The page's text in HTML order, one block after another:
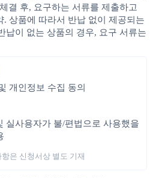
결 후, 요구하는 서류를 제출하고
. 상품에 따라서 반납 없이 제공되는
납이 없는 상품의 경우, 요구 서류는
개인정보 수집 동의
실사용자가 불/편법으로 사용했을
은 신청서상 별도 기재